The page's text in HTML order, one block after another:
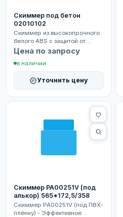
Скиммер под бетон
02010102
Скиммер из высокопрочного
белого ABS с защитой от
ультрафиолетового излучения.
Деталь имеет хор...
Цена по запросу
в наличии
Уточнить цену
Скиммер PA00251V (под
алькор) 565*172,5/358
Скиммер PA00251V (под ПВХ-
плёнку) - Эффективное